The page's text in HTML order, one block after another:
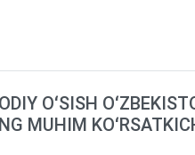
barqarorlikka bo‘lgan ta’siri
OʻSISH
MUHIM